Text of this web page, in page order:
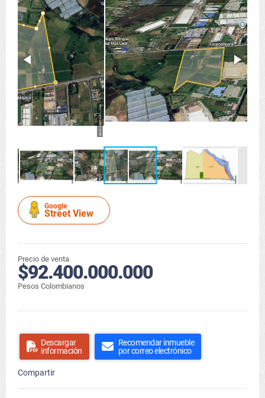
Google
Street View
Precio de venta
$92.400.000.000
Pesos Colombianos
Descargar
información
Recomendar inmueble
por correo electrónico
Compartir